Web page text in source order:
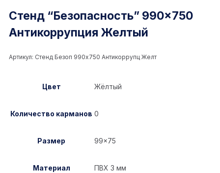
Стенд “Безопасность” 990×750
Антикоррупция Желтый
Артикул: Стенд Безоп 990x750 Антикоррупц Желт
Цвет Жёлтый
Количество карманов 0
Размер 99×75
Материал ПВХ 3 мм